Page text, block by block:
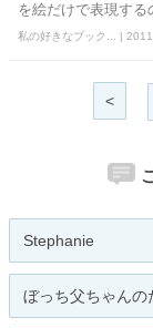
を絵だけで表現する
私の好きなブック... |
<
Stephanie
ぼっち父ちゃんの